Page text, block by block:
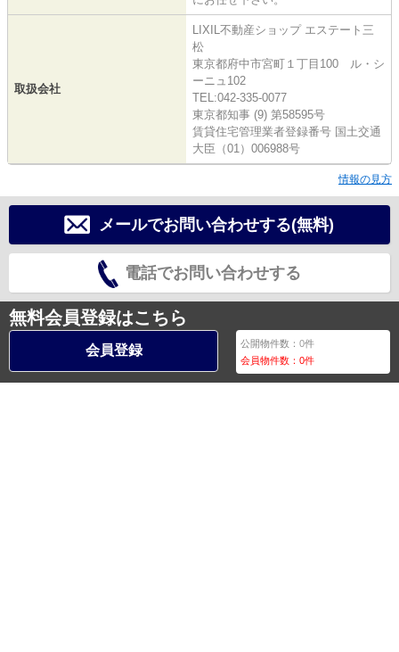
取扱会社
LIXIL不動産ショップ エステート三
松
東京都府中市宮町１丁目100 ル・シ
ーニュ102
TEL:042-335-0077
東京都知事 (9) 第58595号
賃貸住宅管理業者登録番号 国土交通
大臣（01）006988号
情報の見方
メールでお問い合わせする(無料)
電話でお問い合わせする
無料会員登録はこちら
会員登録 公開物件数：0件
会員物件数：0件